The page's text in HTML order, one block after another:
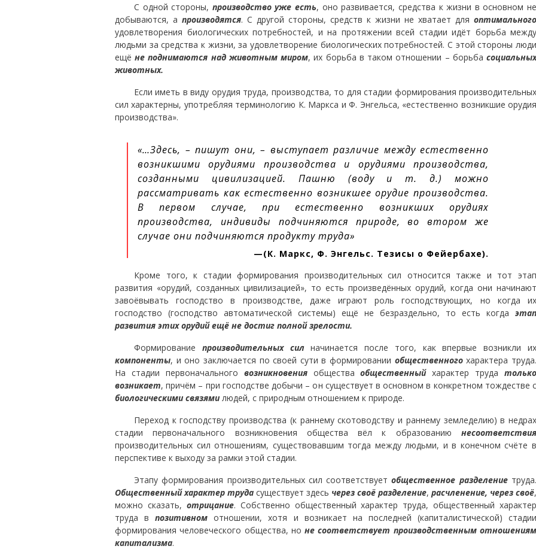
С одной стороны, производство уже есть, оно развивается, средства к жизни в основном не
добываются, а производятся. С другой стороны, средств к жизни не хватает для оптимального
удовлетворения биологических потребностей, и на протяжении всей стадии идёт борьба между
людьми за средства к жизни, за удовлетворение биологических потребностей. С этой стороны люди
ещёне поднимаются над животным миром, их борьба в таком отношении – борьба
животных.
Если иметь в виду орудия труда, производства, то для стадии формирования производительных
сил характерны, употребляя терминологию К. Маркса и Ф. Энгельса, «естественно возникшие орудия
производства».
«…Здесь, – пишут они, – выступает различие между естественно
возникшими орудиями производства и орудиями производства,
созданными цивилизацией. Пашню (воду и т. д.) можно
рассматривать как естественно возникшее орудие производства.
В первом случае, при естественно возникших орудиях
производства, индивиды подчиняются природе, во втором же
случае они подчиняются продукту труда»
(К. Маркс, Ф. Энгельс. Тезисы о Фейербахе).
Кроме того, к стадии формирования производительных сил относится также и тот этап
развития «орудий, созданных цивилизацией», то есть произведённых орудий, когда они начинают
завоёвывать господство в производстве, даже играют роль господствующих, но когда их
господство (господство автоматической системы) ещё не безраздельно, то есть когда этап
развития этих орудий ещё не достиг полной зрелости.
Формирование производительных силначинается после того, как впервые возникли их
компоненты, и оно заключается по своей сути в формировании общественногохарактера труда.
На стадии первоначального возникновения обществаобщественныйхарактер труда только
возникает, причём – при господстве добычи – он существует в основном в конкретном тождестве с
биологическими связями людей, с природным отношением к природе.
Переход к господству производства (к раннему скотоводству и раннему земледелию) в недрах
стадии первоначального возникновения общества вёл к образованию несоответствия
производительных сил отношениям, существовавшим тогда между людьми, и в конечном счёте в
перспективе к выходу за рамки этой стадии.
Этапу формирования производительных сил соответствуетобщественное разделениетруда.
Общественный характер труда существует здесь через своё разделение, расчленение, через своё,
можно сказать, отрицание. Собственно общественный характер труда, общественный характер
труда впозитивномотношении, хотя и возникает на последней (капиталистической) стадии
формирования человеческого общества, ноне соответствует производственным отношениям
капитализма.